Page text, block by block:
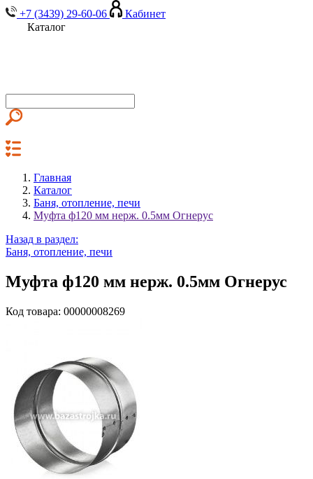
+7 (3439) 29-60-06
Кабинет
Каталог
Главная
Каталог
Баня, отопление, печи
Муфта ф120 мм нерж. 0.5мм Огнерус
Назад в раздел:
Баня, отопление, печи
Муфта ф120 мм нерж. 0.5мм Огнерус
Код товара: 00000008269